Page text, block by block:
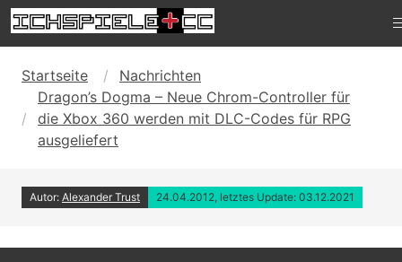
Startseite
Nachrichten
Dragon’s Dogma – Neue Chrom-Controller für
die Xbox 360 werden mit DLC-Codes für RPG
ausgeliefert
Autor: Alexander Trust 24.04.2012, letztes Update: 03.12.2021